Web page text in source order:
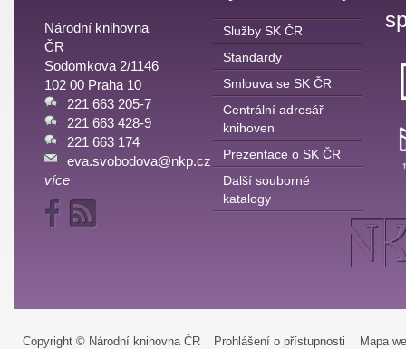
Národní knihovna
ČR
Sodomkova 2/1146
102 00 Praha 10
221 663 205-7
221 663 428-9
221 663 174
eva.svobodova@nkp.cz
více
Služby SK ČR
Standardy
Smlouva se SK ČR
Centrální adresář
knihoven
Prezentace o SK ČR
Další souborné
katalogy
Copyright © Národní knihovna ČR Prohlášení o přístupnosti Mapa